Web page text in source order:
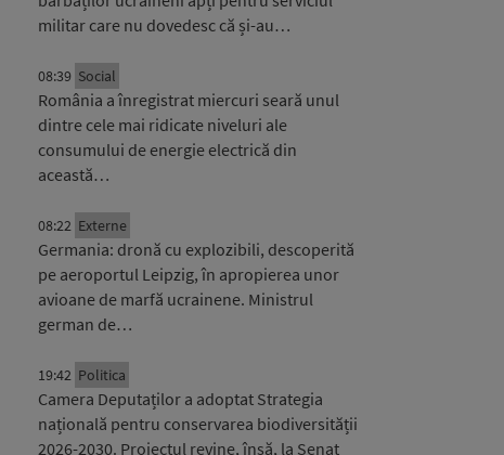
militar care nu dovedesc că și-au…
08:39 Social
România a înregistrat miercuri seară unul
dintre cele mai ridicate niveluri ale
consumului de energie electrică din
această…
08:22 Externe
Germania: dronă cu explozibili, descoperită
pe aeroportul Leipzig, în apropierea unor
avioane de marfă ucrainene. Ministrul
german de…
19:42 Politica
Camera Deputaților a adoptat Strategia
națională pentru conservarea biodiversității
2026-2030. Proiectul revine, însă, la Senat